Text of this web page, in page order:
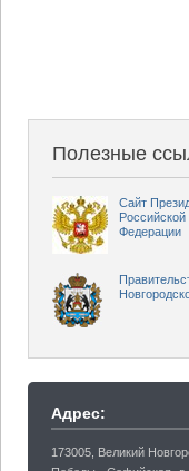
Полезные
Сайт
Российской
Федерации
Адрес:
173005, Великий